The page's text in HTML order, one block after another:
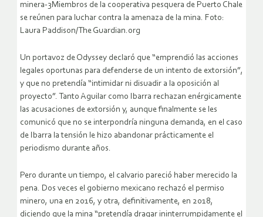
minera-3Miembros de la cooperativa pesquera de Puerto Chale
se reúnen para luchar contra la amenaza de la mina. Foto:
Laura Paddison/The Guardian.org
Un portavoz de Odyssey declaró que “emprendió las acciones
legales oportunas para defenderse de un intento de extorsión”,
y que no pretendía “intimidar ni disuadir a la oposición al
proyecto”. Tanto Aguilar como Ibarra rechazan enérgicamente
las acusaciones de extorsión y, aunque finalmente se les
comunicó que no se interpondría ninguna demanda, en el caso
de Ibarra la tensión le hizo abandonar prácticamente el
periodismo durante años.
Pero durante un tiempo, el calvario pareció haber merecido la
pena. Dos veces el gobierno mexicano rechazó el permiso
minero, una en 2016, y otra, definitivamente, en 2018,
diciendo que la mina “pretendía dragar ininterrumpidamente el